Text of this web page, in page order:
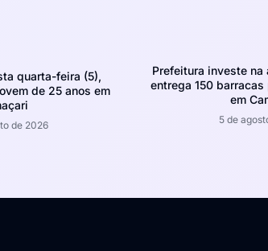
quarta-feira (5),
de 25 anos em
de 2026
Prefeitura investe
entrega 150
em
5 de